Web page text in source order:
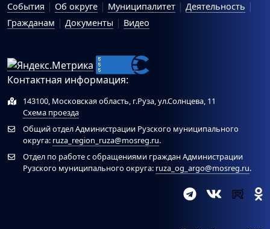
События Об округе Муниципалитет
Деятельность
Гражданам
Документы Видео
Контактная информация:
143100, Московская область, г.Руза, ул.Солнцева, 11
Схема проезда
Общий отдел Администрации Рузского муниципального
округа: ruza_region_ruza@mosreg.ru.
Отдел по работе с обращениями граждан Администрации
Рузского муниципального округа: ruza_og_argo@mosreg.ru.